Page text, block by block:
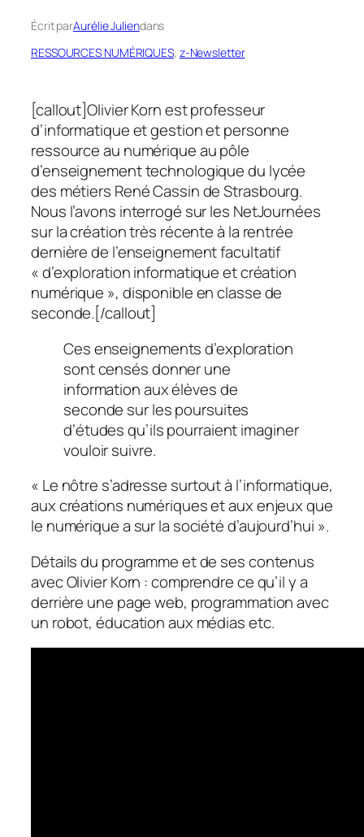
Écrit parAurélie Juliendans
RESSOURCES NUMÉRIQUES, z-Newsletter
[callout]Olivier Korn est professeur
d’informatique et gestion et personne
ressource au numérique au pôle
d’enseignement technologique du lycée
des métiers René Cassin de Strasbourg.
Nous l’avons interrogé sur les NetJournées
sur la création très récente à la rentrée
dernière de l’enseignement facultatif
« d’exploration informatique et création
numérique », disponible en classe de
seconde.[/callout]
Ces enseignements d’exploration
sont censés donner une
information aux élèves de
seconde sur les poursuites
d’études qu’ils pourraient imaginer
vouloir suivre.
« Le nôtre s’adresse surtout à l’informatique,
aux créations numériques et aux enjeux que
le numérique a sur la société d’aujourd’hui ».
Détails du programme et de ses contenus
avec Olivier Korn : comprendre ce qu’il y a
derrière une page web, programmation avec
un robot, éducation aux médias etc.